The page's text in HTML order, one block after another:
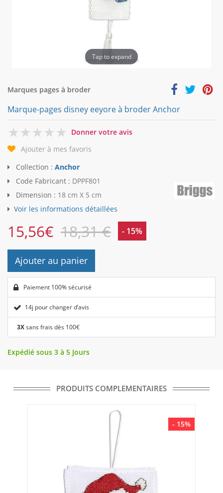
Tap to expand
Marques pages à broder
Marque-pages disney eeyore à broder Anchor
0
Donner votre avis
Ajouter à mes favoris
Collection : Anchor
Code Fabricant : DPPF801
Dimension : 18 cm X 5 cm
Voir les informations détaillées
15,56€ 18,31 € - 15%
Ajouter au panier
Paiement 100% sécurisé
14j pour changer d’avis
3Xsans frais dès 100€
Expédié sous 3 à 5 Jours
PRODUITS COMPLEMENTAIRES
- 15%